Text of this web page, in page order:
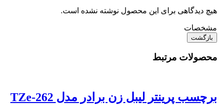
هیچ دیدگاهی برای این محصول نوشته نشده است.
مشخصات
بازگشت
محصولات مرتبط
برچسب پرینتر لیبل زن برادر مدل TZe-262